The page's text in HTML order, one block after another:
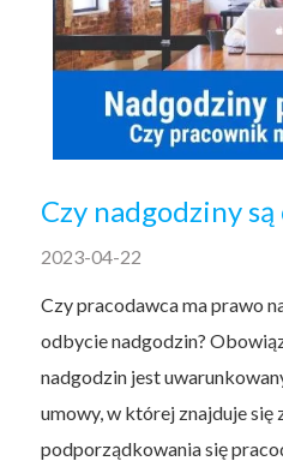
Czy nadgodziny
2023-04-22
Czy pracodawca ma prawo
odbycie nadgodzin?
nadgodzin jest
umowy, w której znajduje się
podporządkowania się